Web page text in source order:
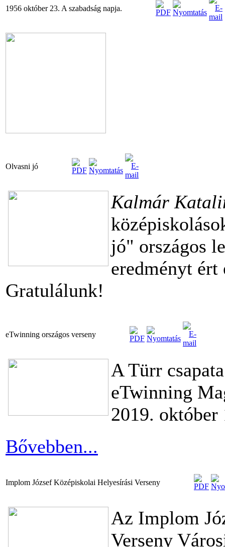
1956 október 23. A szabadság napja.
Olvasni jó
Kalmár
jó" országos
eredményt ért
Gratulálunk!
eTwinning országos verseny
A Türr
eTwinning
2019. október
Bővebben...
Implom József Középiskolai Helyesírási Verseny
Az Implom
Verseny